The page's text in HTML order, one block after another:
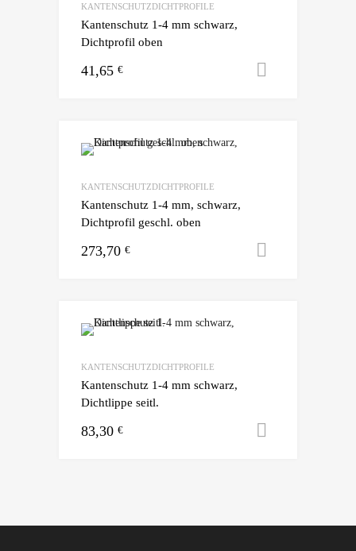
KANTENSCHUTZDICHTPROFILE
Kantenschutz 1-4 mm schwarz,
Dichtprofil oben
41,65 €
KANTENSCHUTZDICHTPROFILE
Kantenschutz 1-4 mm, schwarz,
Dichtprofil geschl. oben
273,70 €
KANTENSCHUTZDICHTPROFILE
Kantenschutz 1-4 mm schwarz,
Dichtlippe seitl.
83,30 €